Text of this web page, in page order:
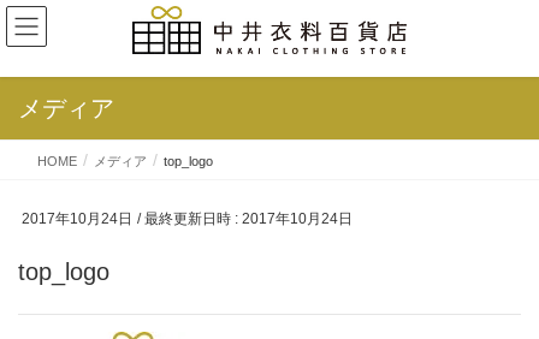
メディア
HOME メディア top_logo
2017年10月24日 / 最終更新日時 : 2017年10月24日
top_logo